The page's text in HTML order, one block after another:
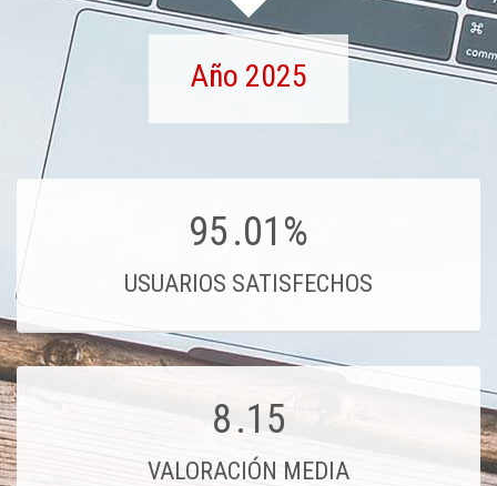
Año 2025
95.01%
USUARIOS SATISFECHOS
8.15
VALORACIÓN MEDIA